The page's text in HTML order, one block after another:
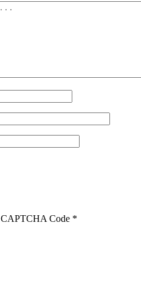
CAPTCHA Code *